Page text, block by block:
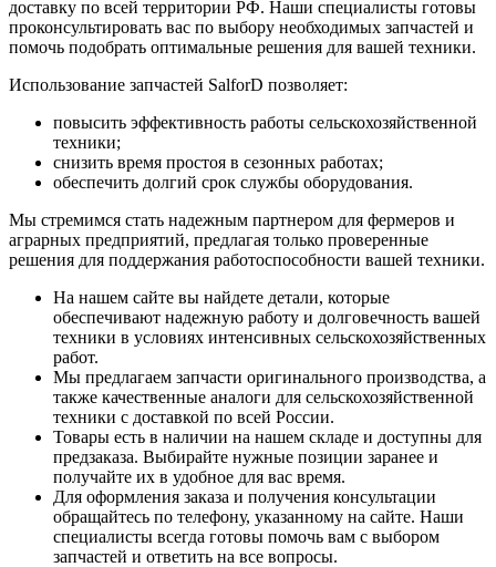
доставку по всей территории РФ. Наши специалисты готовы
проконсультировать вас по выбору необходимых запчастей и
помочь подобрать оптимальные решения для вашей техники.
Использование запчастей SalforD позволяет:
повысить эффективность работы сельскохозяйственной
техники;
снизить время простоя в сезонных работах;
обеспечить долгий срок службы оборудования.
Мы стремимся стать надежным партнером для фермеров и
аграрных предприятий, предлагая только проверенные
решения для поддержания работоспособности вашей техники.
На нашем сайте вы найдете детали, которые
обеспечивают надежную работу и долговечность вашей
техники в условиях интенсивных сельскохозяйственных
работ.
Мы предлагаем запчасти оригинального производства, а
также качественные аналоги для сельскохозяйственной
техники с доставкой по всей России.
Товары есть в наличии на нашем складе и доступны для
предзаказа. Выбирайте нужные позиции заранее и
получайте их в удобное для вас время.
Для оформления заказа и получения консультации
обращайтесь по телефону, указанному на сайте. Наши
специалисты всегда готовы помочь вам с выбором
запчастей и ответить на все вопросы.